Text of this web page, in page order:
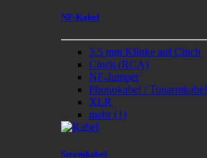
NF-Kabel
3,5 mm Klinke auf Cinch
Cinch (RCA)
NF-Jumper
Phonokabel / Tonarmkabel
XLR
mehr(1)
Stromkabel